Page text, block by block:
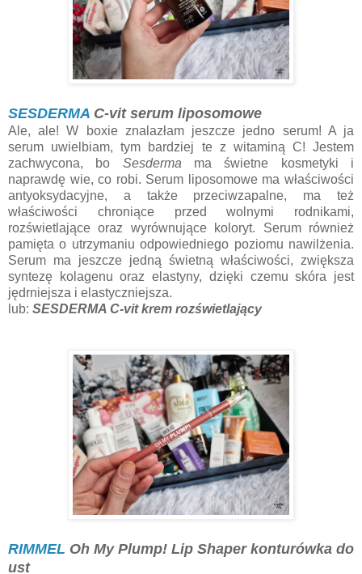
SESDERMA C-vit serum liposomowe
Ale, ale! W boxie znalazłam jeszcze jedno serum! A ja
serum uwielbiam, tym bardziej te z witaminą C! Jestem
zachwycona, bo Sesderma ma świetne kosmetyki i
naprawdę wie, co robi. Serum liposomowe ma właściwości
antyoksydacyjne, a także przeciwzapalne, ma też
właściwości chroniące przed wolnymi rodnikami,
rozświetlające oraz wyrównujące koloryt. Serum również
pamięta o utrzymaniu odpowiedniego poziomu nawilżenia.
Serum ma jeszcze jedną świetną właściwości, zwiększa
syntezę kolagenu oraz elastyny, dzięki czemu skóra jest
jędrniejsza i elastyczniejsza.
lub: SESDERMA C-vit krem rozświetlający
RIMMEL Oh My Plump! Lip Shaper konturówka do
ust